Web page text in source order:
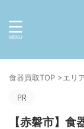
食器買取TOP >エリ
【赤磐市】